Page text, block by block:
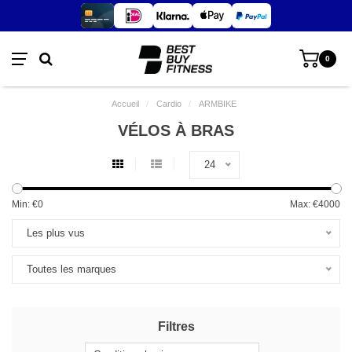
0
Accueil / Cardio / ARMBIKE
VÉLOS À BRAS
24
Min: €0 Max: €4000
Les plus vus
Toutes les marques
Filtres